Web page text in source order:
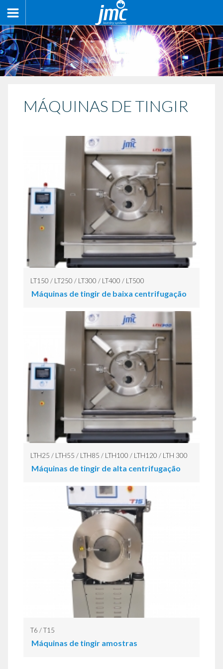
MÁQUINAS DE TINGIR
LT150 / LT250 / LT300 / LT400 / LT500
Máquinas de tingir de baixa centrifugação
LTH25 / LTH55 / LTH85 / LTH100 / LTH120 / LTH 300
Máquinas de tingir de alta centrifugação
T6 / T15
Máquinas de tingir amostras